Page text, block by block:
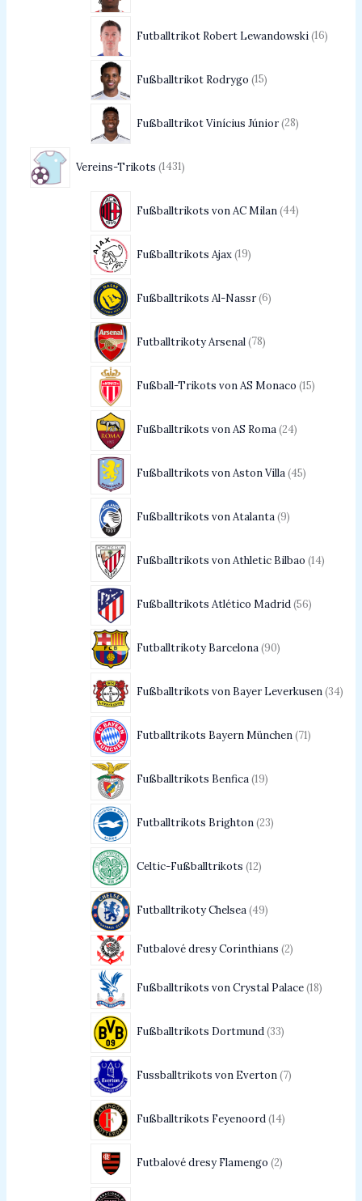
Futballtrikot Robert Lewandowski 16
Fußballtrikot Rodrygo 15
Fußballtrikot Vinícius Júnior 28
Vereins-Trikots 1431
Fußballtrikots von AC Milan 44
Fußballtrikots Ajax 19
Fußballtrikots Al-Nassr 6
Futballtrikoty Arsenal 78
Fußball-Trikots von AS Monaco 15
Fußballtrikots von AS Roma 24
Fußballtrikots von Aston Villa 45
Fußballtrikots von Atalanta 9
Fußballtrikots von Athletic Bilbao 14
Fußballtrikots Atlético Madrid 56
Futballtrikoty Barcelona 90
Fußballtrikots von Bayer Leverkusen 34
Futballtrikots Bayern München 71
Fußballtrikots Benfica 19
Futballtrikots Brighton 23
Celtic-Fußballtrikots 12
Futballtrikoty Chelsea 49
Futbalové dresy Corinthians 2
Fußballtrikots von Crystal Palace 18
Fußballtrikots Dortmund 33
Fussballtrikots von Everton 7
Fußballtrikots Feyenoord 14
Futbalové dresy Flamengo 2